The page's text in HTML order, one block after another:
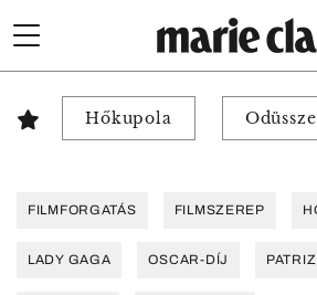
Hőkupola
FILMFORGATÁS FILMSZEREP
LADY GAGA OSCAR-DÍJ